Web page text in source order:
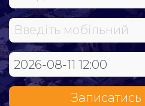
Записатись